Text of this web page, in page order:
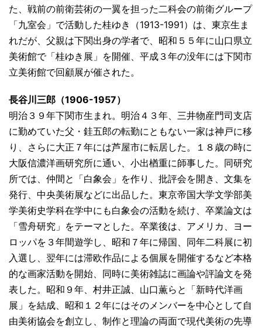
た、戦前の前衛芸術の一翼を担った二科会の前衛グループ
「九室会」で活動した桂ゆき（1913-1991）は、東京生ま
れだが、父親は下関出身の学者で、昭和５５年に山口県立
美術館で「桂ゆき展」を開催、平成３年の没年には下関市
立美術館で回顧展が催された。
長谷川三郎（1906-1957）
明治３９年下関市生まれ。明治４３年、三井物産門司支店
に勤めていた父・銈五郎の転勤にともない一家は神戸に移
り、さらに大正７年には芦屋市に転居した。１８歳の時に
大阪信濃洋画研究所に通い、小出楢重に師事した。同研究
所では、仲間と「白象会」を作り、批評会を開き、文集を
発行、中央美術展などに出品した。東京帝国大学文学部美
学美術史学科在学中にも白象会の活動を続け、卒業論文は
「雪舟研究」をテーマとした。卒業後は、アメリカ、ヨー
ロッパを３年間遊学し、昭和７年に帰国、同年二科展に初
入選し、翌年には滞欧作品による個展を開催するなど本格
的な画家活動を開始、同時に美術雑誌に画論や評論文を発
表した。昭和９年、村井正誠、山口薫らと「新時代洋画
展」を結成、昭和１２年にはそのメンバーを中心として自
由美術協会を創立し、制作と理論の両面で現代美術の先導